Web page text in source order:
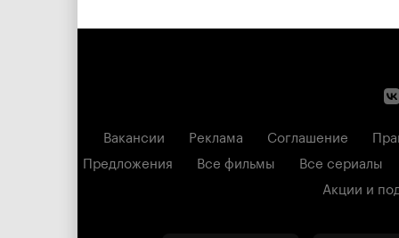
Вакансии Реклама Соглашение
Предложения
Все фильмы
Все сериалы
Акции и